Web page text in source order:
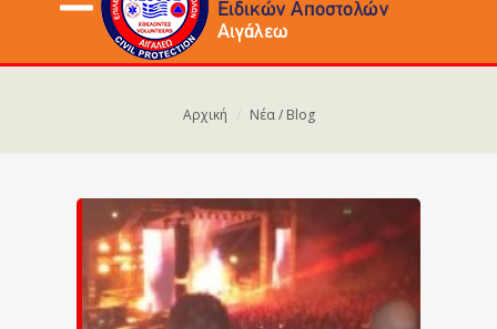
Αρχική Νέα / Blog